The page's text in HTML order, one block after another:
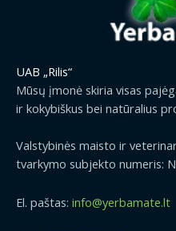
UAB „Rilis“
Mūsų įmonė skiria visas
ir kokybiškus bei natūralius
Valstybinės maisto ir
tvarkymo subjekto numeris:
El. paštas: info@yerbamate.lt